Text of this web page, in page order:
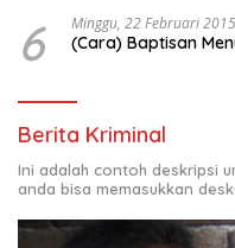
6 Minggu, 22 Februari
(Cara) Baptisan
Berita Kriminal
Ini adalah contoh deskripsi
anda bisa memasukkan